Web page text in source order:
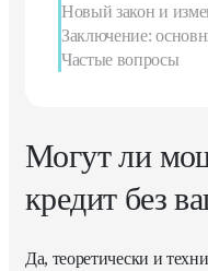
Новый закон и
Заключение:
Частые вопросы
Могут ли
кредит без
Да, теоретически и